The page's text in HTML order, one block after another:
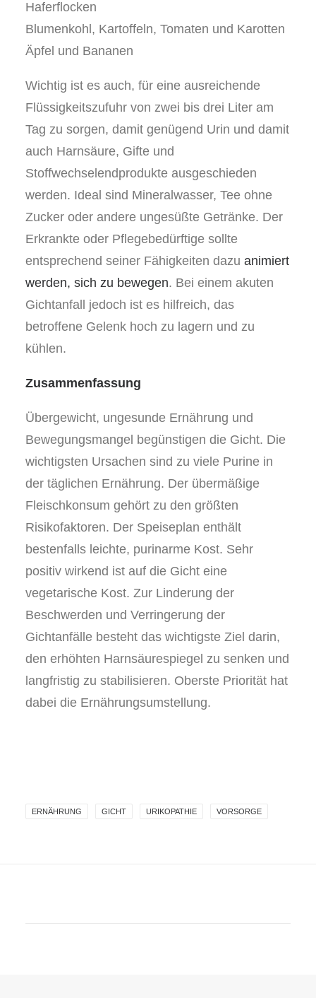
Haferflocken
Blumenkohl, Kartoffeln, Tomaten und Karotten
Äpfel und Bananen
Wichtig ist es auch, für eine ausreichende
Flüssigkeitszufuhr von zwei bis drei Liter am
Tag zu sorgen, damit genügend Urin und damit
auch Harnsäure, Gifte und
Stoffwechselendprodukte ausgeschieden
werden. Ideal sind Mineralwasser, Tee ohne
Zucker oder andere ungesüßte Getränke. Der
Erkrankte oder Pflegebedürftige sollte
entsprechend seiner Fähigkeiten dazu animiert
werden, sich zu bewegen. Bei einem akuten
Gichtanfall jedoch ist es hilfreich, das
betroffene Gelenk hoch zu lagern und zu
kühlen.
Zusammenfassung
Übergewicht, ungesunde Ernährung und
Bewegungsmangel begünstigen die Gicht. Die
wichtigsten Ursachen sind zu viele Purine in
der täglichen Ernährung. Der übermäßige
Fleischkonsum gehört zu den größten
Risikofaktoren. Der Speiseplan enthält
bestenfalls leichte, purinarme Kost. Sehr
positiv wirkend ist auf die Gicht eine
vegetarische Kost. Zur Linderung der
Beschwerden und Verringerung der
Gichtanfälle besteht das wichtigste Ziel darin,
den erhöhten Harnsäurespiegel zu senken und
langfristig zu stabilisieren. Oberste Priorität hat
dabei die Ernährungsumstellung.
ERNÄHRUNG GICHT URIKOPATHIE VORSORGE